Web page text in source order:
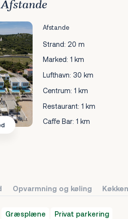
Afstande
Strand: 20 m
Marked: 1 km
Lufthavn: 30 km
Centrum: 1 km
Restaurant: 1 km
Caffe Bar: 1 km
Opvarmning og køling
Græsplæne Privat parkering